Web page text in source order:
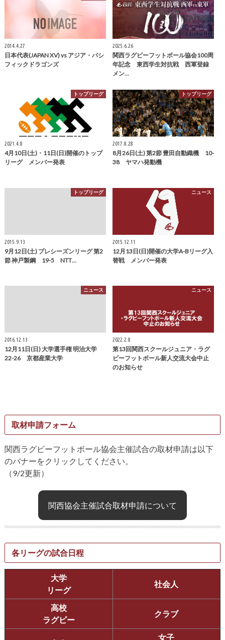
2014.4.27
日本代表(JAPAN XV) vs アジア・パシ
フィックドラゴンズ
2025.6.26
関西ラグビーフットボール協会100周
年記念 東西学生対抗戦 西軍登録
メン…
トップリーグ
2021.4.8
4月10日(土)・11日(日)開催のトップ
リーグ メンバー発表
トップリーグ
2017.8.28
8月26日(土) 第2節 豊田自動織機 10-
38 ヤマハ発動機
トップリーグ
2015.9.13
9月12日(土) プレシーズンリーグ 第2
節 神戸製鋼 19-5 NTT…
ニュース
2015.12.11
12月13日(日)開催の大学A-Bリーグ入
替戦 メンバー発表
ニュース
2016.12.13
12月11日(日) 大学選手権 明治大学
22-26 京都産業大学
ニュース
2022.2.8
第13回関西スクールジュニア・ラグ
ビーフットボール新人交流大会中止
のお知らせ
取材申請フォーム
関西ラグビーフットボール協会主催試合の取材申請は以下
のバナーをクリックしてください。
（9/2更新）
関西協会主催試合取材申請について
各リーグの試合日程
大学
リーグ
社会人
高校
ラグビー
クラブ
女子